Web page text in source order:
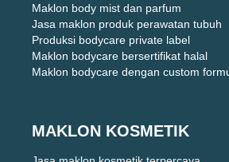
Maklon body mist dan parfum
Jasa maklon produk perawatan tubuh
Produksi bodycare private label
Maklon bodycare bersertifikat halal
Maklon bodycare dengan custom
MAKLON KOSMETIK